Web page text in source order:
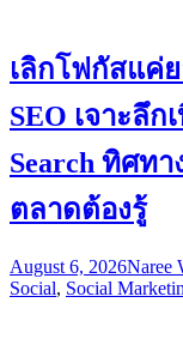
เลิกโฟกัสแค่
SEO เจาะลึ
Search ทิศท
ตลาดต้องรู้
August 6, 2026Naree
Social, Social